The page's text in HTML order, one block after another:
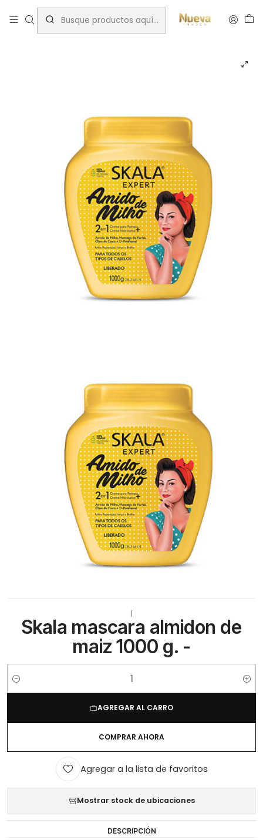
Inicio Rizos Marcas Skala
Skala mascara almidon de maiz 1000 g. -
Skala mascara almidon de
maiz 1000 g. -
Cantidad
AGREGAR AL CARRO
COMPRAR AHORA
Agregar a la lista de favoritos
Mostrar stock de ubicaciones
DESCRIPCIÓN